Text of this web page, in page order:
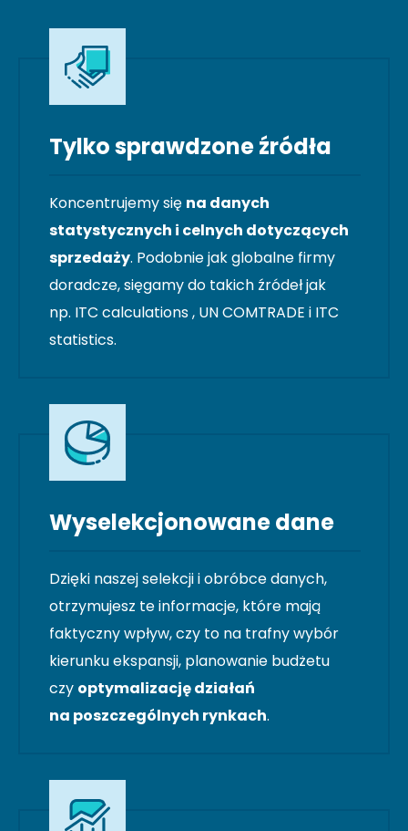
Tylko sprawdzone źródła
Koncentrujemy się na danych
statystycznych i celnych dotyczących
sprzedaży. Podobnie jak globalne firmy
doradcze, sięgamy do takich źródeł jak
np. ITC calculations , UN COMTRADE i ITC
statistics.
Wyselekcjonowane dane
Dzięki naszej selekcji i obróbce danych,
otrzymujesz te informacje, które mają
faktyczny wpływ, czy to na trafny wybór
kierunku ekspansji, planowanie budżetu
czy optymalizację działań
na poszczególnych rynkach.